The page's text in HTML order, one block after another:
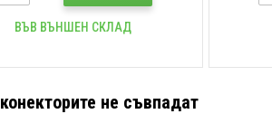
ВЪВ ВЪНШЕН СКЛАД
не съвпадат